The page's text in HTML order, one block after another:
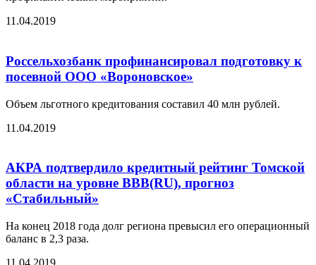
11.04.2019
Россельхозбанк профинансировал подготовку к
посевной ООО «Вороновское»
Объем льготного кредитования составил 40 млн рублей.
11.04.2019
АКРА подтвердило кредитный рейтинг Томской
области на уровне BBB(RU), прогноз
«Стабильный»
На конец 2018 года долг региона превысил его операционный
баланс в 2,3 раза.